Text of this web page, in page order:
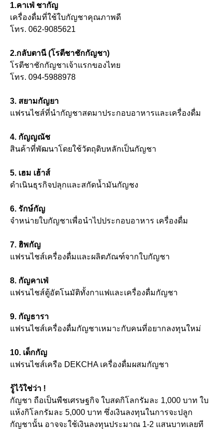
1.คาเฟ่ ชากัญ
เครื่องดื่มที่ใช้ใบกัญชาคุณภาพดี
โทร. 062-9085621
2.กลับตานี (โรตีชาชักกัญชา)
โรตีชาชักกัญชาเจ้าแรกของไทย
โทร. 094-5988978
3. สยามกัญยา
แฟรนไชส์ที่นำกัญชาสดมาประกอบอาหารและเครื่องดื่ม
4. กัญญณัช
สินค้าที่พัฒนาโดยใช้วัตถุดิบหลักเป็นกัญชา
5. เฮม เฮ้าส์
ดำเนินธุรกิจปลุกและสกัดน้ำมันกัญชง
6. รักษ์กัญ
จำหน่ายใบกัญชาเพื่อนำไปประกอบอาหาร เครื่องดื่ม
7. ฮิพกัญ
แฟรนไชส์เครื่องดื่มและผลิตภัณฑ์จากใบกัญชา
8. กัญคาเฟ่
แฟรนไชส์ตู้อัตโนมัติทั้งกาแฟและเครื่องดื่มกัญชา
9. กัญธารา
แฟรนไชส์เครื่องดื่มกัญชาเหมาะกับคนที่อยากลงทุนใหม่
10. เด็กกัญ
แฟรนไชส์เครือ DEKCHA เครื่องดื่มผสมกัญชา
รู้ไว้ใช่ว่า !
กัญชา ถือเป็นพืชเศรษฐกิจ ใบสดกิโลกรัมละ 1,000 บาท ใบ
แห้งกิโลกรัมละ 5,000 บาท ซึ่งเงินลงทุนในการจะปลูก
กัญชานั้น อาจจะใช้เงินลงทุนประมาณ 1-2 แสนบาทเลยที